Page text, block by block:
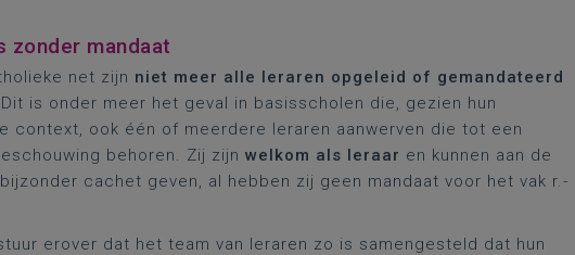
zonder mandaat
net zijn niet meer alle leraren opgeleid of gemandateerd
is onder meer het geval in basisscholen die, gezien hun
context, ook één of meerdere leraren aanwerven die tot een
behoren. Zij zijn welkom als leraar en kunnen aan de
cachet geven, al hebben zij geen mandaat voor het vak r.-
erover dat het team van leraren zo is samengesteld dat hun